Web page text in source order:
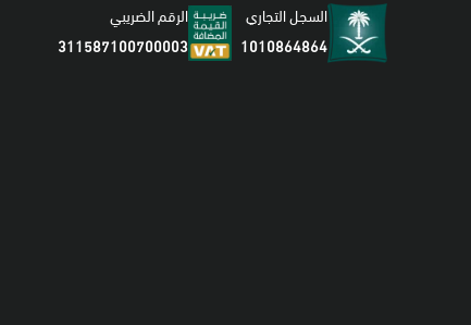
السجل التجاري
1010864864
الرقم الضريبي
311587100700003